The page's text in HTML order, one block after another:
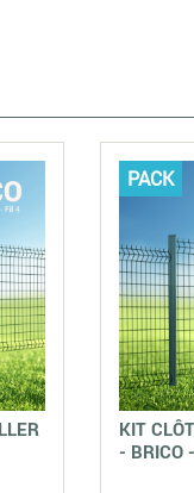
KIT
- BRICO
PACK